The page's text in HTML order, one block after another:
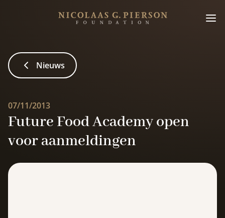
Nieuws
07/11/2013
Future Food Academy open
voor aanmeldingen